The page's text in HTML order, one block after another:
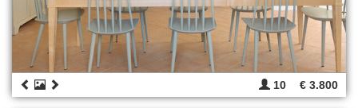
10 € 3.800